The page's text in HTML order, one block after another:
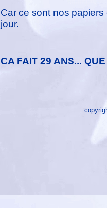
Car ce sont nos
jour.
CA FAIT 29 ANS...